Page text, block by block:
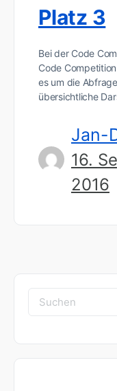
Platz 3
Bei der Code
Code
es um die
übersichtliche
Jan-
16.
2016
Suchen
nach: